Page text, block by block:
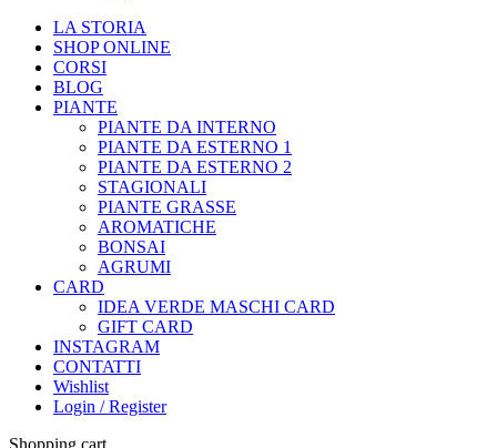
LA STORIA
SHOP ONLINE
CORSI
BLOG
PIANTE
PIANTE DA INTERNO
PIANTE DA ESTERNO 1
PIANTE DA ESTERNO 2
STAGIONALI
PIANTE GRASSE
AROMATICHE
BONSAI
AGRUMI
CARD
IDEA VERDE MASCHI CARD
GIFT CARD
INSTAGRAM
CONTATTI
Wishlist
Login / Register
Shopping cart